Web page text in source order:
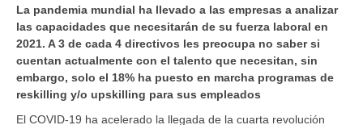
La pandemia mundial ha llevado a las empresas a analizar
las capacidades que necesitarán de su fuerza laboral en
2021. A 3 de cada 4 directivos les preocupa no saber si
cuentan actualmente con el talento que necesitan, sin
embargo, solo el 18% ha puesto en marcha programas de
reskilling y/o upskilling para sus empleados
El COVID-19 ha acelerado la llegada de la cuarta revolución